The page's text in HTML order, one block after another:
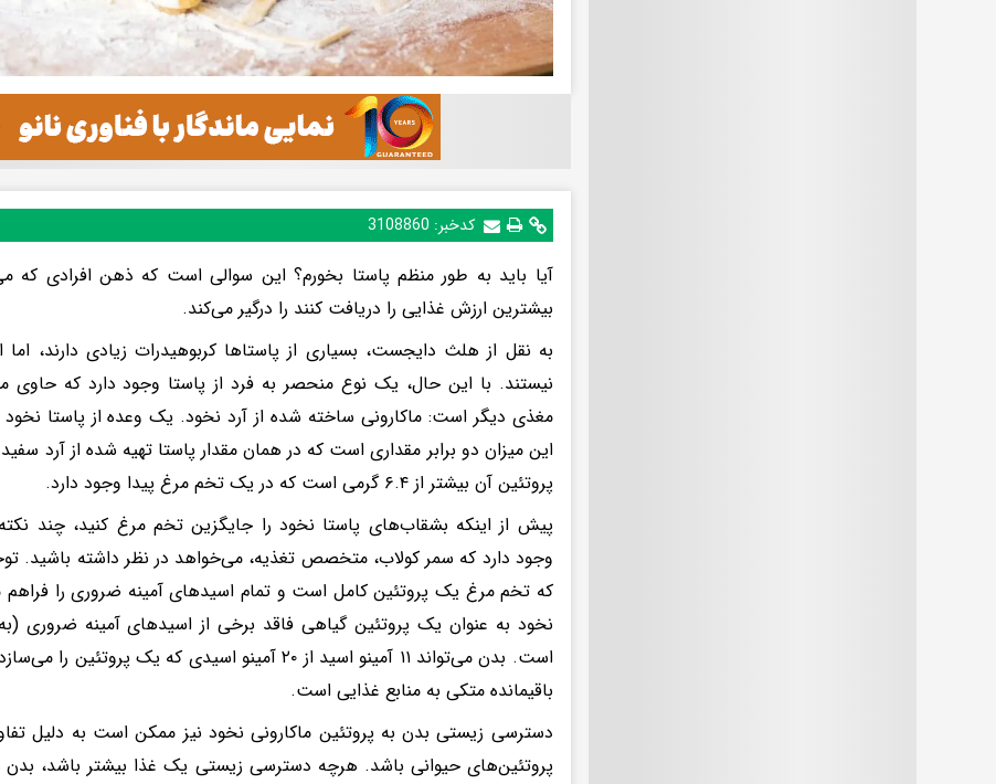
کدخبر: 3108860
آیا باید به طور منظم پاستا بخورم؟ این سوالی است که ذهن افرادی که
بیشترین ارزش غذایی را دریافت کنند را درگیر می‌کند.
به نقل از هلث دایجست، بسیاری از پاستا‌ها کربوهیدرات زیادی دارند،
نیستند. با این حال، یک نوع منحصر به فرد از پاستا وجود دارد که حاوی
این میزان دو برابر مقداری است که در همان مقدار پاستا تهیه شده از آرد
پروتئین آن بیشتر از ۶.۴ گرمی است که در یک تخم مرغ پیدا وجود دارد.
پیش از اینکه بشقاب‌های پاستا نخود را جایگزین تخم مرغ کنید، چند
وجود دارد که سمر کولاب، متخصص تغذیه، می‌خواهد در نظر داشته باشید.
که تخم مرغ یک پروتئین کامل است و تمام اسید‌های آمینه ضروری را فراهم
نخود به عنوان یک پروتئین گیاهی فاقد برخی از اسید‌های آمینه ضروری
باقیمانده متکی به منابع غذایی است.
دسترسی زیستی بدن به پروتئین ماکارونی نخود نیز ممکن است به دلیل
پروتئین‌های حیوانی باشد. هرچه دسترسی زیستی یک غذا بیشتر باشد، بدن